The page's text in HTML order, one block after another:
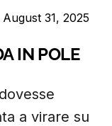
August 31, 2025
IN POLE
a virare su